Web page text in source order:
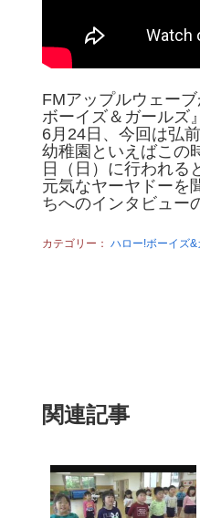
FMアップルウェー
ボーイズ＆ガールズ』
6月24日、今回は弘
幼稚園といえばこの
日（日）に行われる
元気なヤーヤドーを
ちへのインタビュー
カテゴリー： ハロー!ボーイズ
関連記事